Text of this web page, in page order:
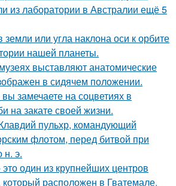
из лаборатории в Австралии ещё 5
или угла наклона оси к орбите
нашей планеты.
выставляют анатомические
в сидячем положении.
замечаете на соцветиях в
на закате своей жизни.
пульхр, командующий
флотом, перед битвой при
н. э.
это один из крупнейших центров
расположен в Гватемале.